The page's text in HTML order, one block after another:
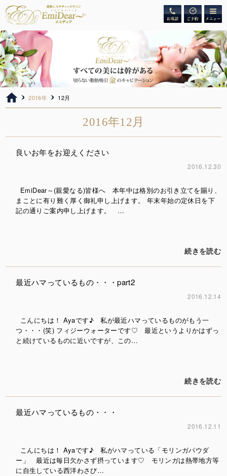
2016年 12月
2016年12月
良いお年をお迎えください
2016.12.30
EmiDear～(親愛なる)皆様へ 本年中は格別のお引き立てを賜り、
まことに有り難く厚く御礼申し上げます。 年末年始の定休日を下
記の通りご案内申し上げます。 …
続きを読む
最近ハマっているもの・・・part2
2016.12.14
こんにちは！ Ayaです♪ 私が最近ハマっているものがもう一
つ・・・(笑) フィジーウォーターです♡ 最近というよりかはずっ
と続けているものに近いですが、この…
続きを読む
最近ハマっているもの・・・
2016.12.11
こんにちは！ Ayaです♪ 私がハマっている「モリンガパウダ
ー」 最近は毎日欠かさず摂っています♡ モリンガは熱帯地方等
に自生している西洋わさび…